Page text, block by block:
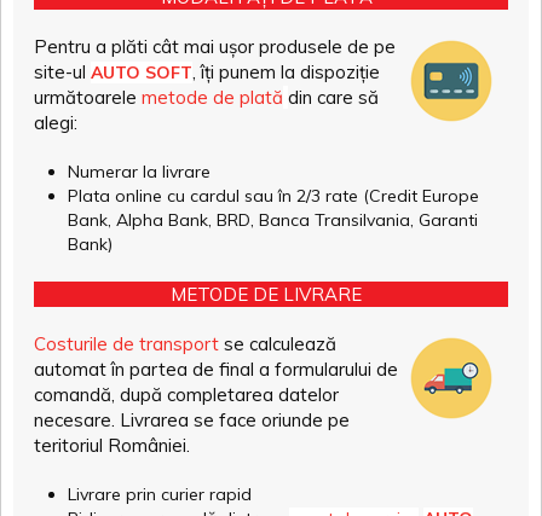
Pentru a plăti cât mai ușor produsele de pe
site-ul AUTO SOFT, îți punem la dispoziție
următoarele metode de plată din care să
alegi:
Numerar la livrare
Plata online cu cardul sau în 2/3 rate (Credit Europe
Bank, Alpha Bank, BRD, Banca Transilvania, Garanti
Bank)
METODE DE LIVRARE
Costurile de transport se calculează
automat în partea de final a formularului de
comandă, după completarea datelor
necesare. Livrarea se face oriunde pe
teritoriul României.
Livrare prin curier rapid